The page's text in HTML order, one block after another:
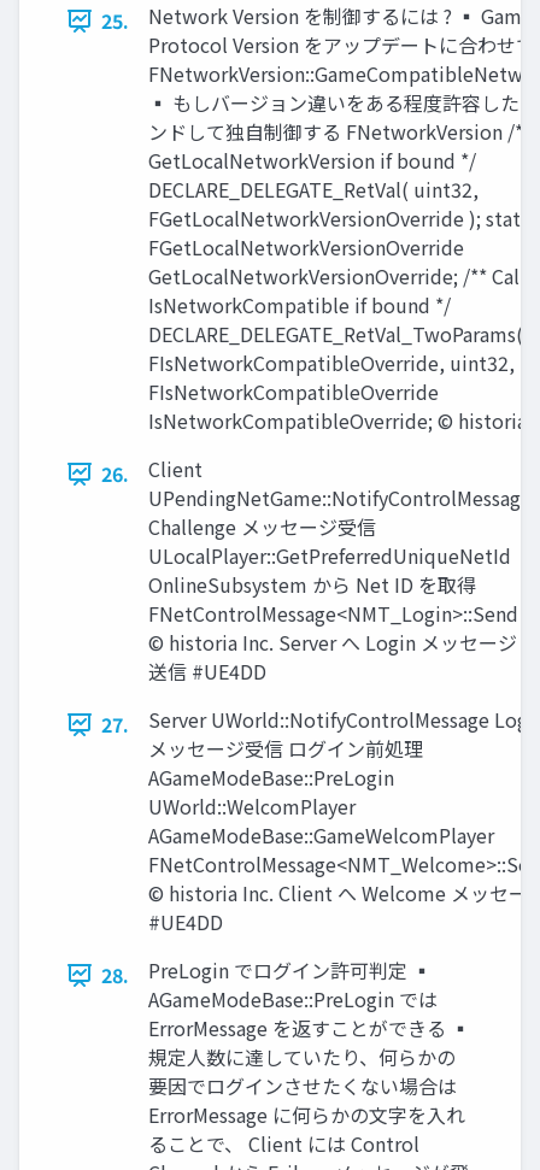
25.
Network Version を制御するには ? ▪
Protocol Version をアップデートに合わせ
▪ もしバージョン違いをある程度許容した
ンドして独自制御する FNetworkVersion /**
GetLocalNetworkVersion if bound */
DECLARE_DELEGATE_RetVal( uint32,
FGetLocalNetworkVersionOverride ); static
FGetLocalNetworkVersionOverride
GetLocalNetworkVersionOverride; /**
IsNetworkCompatible if bound */
DECLARE_DELEGATE_RetVal_TwoParams(
FIsNetworkCompatibleOverride, uint32,
FIsNetworkCompatibleOverride
IsNetworkCompatibleOverride; © historia
26.
Client
UPendingNetGame::NotifyControlMessage
Challenge メッセージ受信
ULocalPlayer::GetPreferredUniqueNetId
OnlineSubsystem から Net ID を取得
FNetControlMessage<NMT_Login>::Send
© historia Inc. Server へ Login メッセージ
送信 #UE4DD
27.
Server UWorld::NotifyControlMessage
メッセージ受信 ログイン前処理
AGameModeBase::PreLogin
UWorld::WelcomPlayer
AGameModeBase::GameWelcomPlayer
© historia Inc. Client へ Welcome メッセー
#UE4DD
28.
PreLogin でログイン許可判定 ▪
AGameModeBase::PreLogin では
ErrorMessage を返すことができる ▪
規定人数に達していたり、何らかの
要因でログインさせたくない場合は
ErrorMessage に何らかの文字を入れ
ることで、 Client には Control